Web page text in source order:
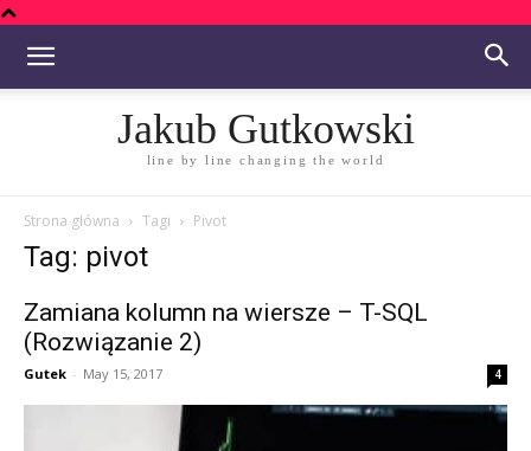
Jakub Gutkowski
line by line changing the world
Strona główna Tagi Pivot
Tag: pivot
Zamiana kolumn na wiersze – T-SQL
(Rozwiązanie 2)
Gutek - May 15, 2017 4